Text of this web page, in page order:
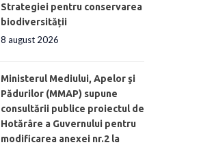
Strategiei pentru conservarea
biodiversității
8 august 2026
Ministerul Mediului, Apelor şi
Pădurilor (MMAP) supune
consultării publice proiectul de
Hotărâre a Guvernului pentru
modificarea anexei nr.2 la